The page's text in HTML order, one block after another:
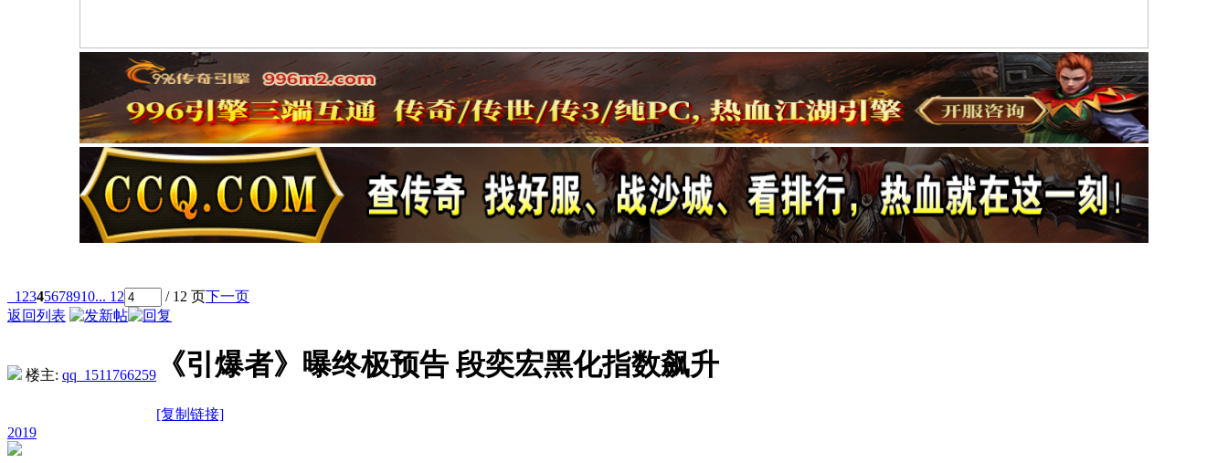
1 2345678910... 12 / 12 页下一页
返回列表
楼主: qq_1511766259 《引爆者》曝终极预告 段奕宏黑化指数飙升
[复制链接]
2019